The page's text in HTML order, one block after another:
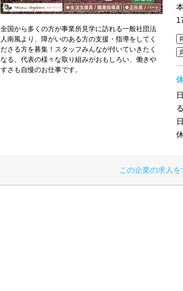
全国から多くの方が事業所見学に訪れる一般社団法
人南風より、障がいのある方の支援・指導をしてく
ださる方を募集！スタッフみんなが付いていきたく
なる、代表の様々な取り組みがおもしろい、働きや
すさも自慢のお仕事です。
この企業の求人を